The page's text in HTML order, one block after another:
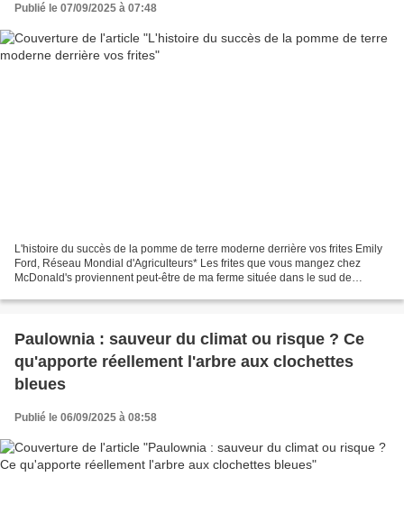
Publié le 07/09/2025 à 07:48
L'histoire du succès de la pomme de terre moderne derrière vos frites Emily
Ford, Réseau Mondial d'Agriculteurs* Les frites que vous mangez chez
McDonald's proviennent peut-être de ma ferme située dans le sud de
Paulownia : sauveur du climat ou risque ? Ce
qu'apporte réellement l'arbre aux clochettes
bleues
Publié le 06/09/2025 à 08:58